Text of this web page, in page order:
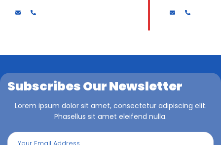
Subscribes Our Newsletter
Lorem ipsum dolor sit amet, consectetur adipiscing elit.
Phasellus sit amet eleifend nulla.